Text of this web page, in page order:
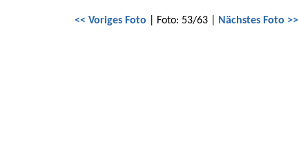
<< Voriges Foto | Foto: 53/63 | Nächstes Foto >>